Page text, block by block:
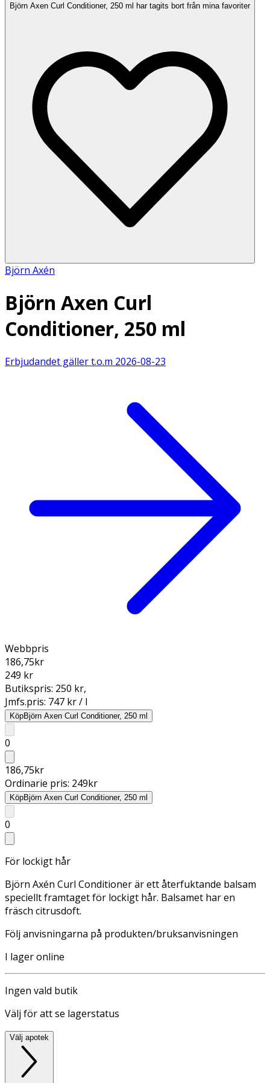
Björn Axen Curl Conditioner, 250 ml har tagits bort från mina favoriter
Björn Axén
Björn Axen Curl
Conditioner, 250 ml
Erbjudandet gäller t.o.m 2026-08-23
Webbpris
186,75kr
249 kr
Butikspris: 250 kr,
Jmfs.pris: 747 kr / l
KöpBjörn Axen Curl Conditioner, 250 ml
0
186,75kr
Ordinarie pris: 249kr
KöpBjörn Axen Curl Conditioner, 250 ml
0
För lockigt hår
Björn Axén Curl Conditioner är ett återfuktande balsam
speciellt framtaget för lockigt hår. Balsamet har en
fräsch citrusdoft.
Följ anvisningarna på produkten/bruksanvisningen
I lager online
Ingen vald butik
Välj för att se lagerstatus
Välj apotek